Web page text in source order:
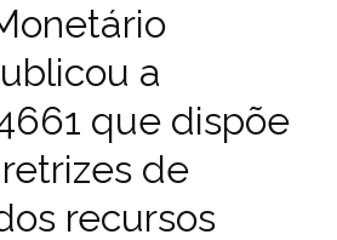
a
que dispõe
de
recursos